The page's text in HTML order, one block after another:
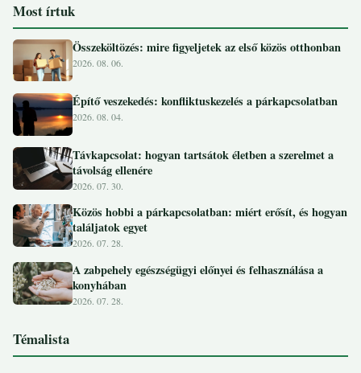
Most írtuk
Összeköltözés: mire figyeljetek az első közös otthonban
2026. 08. 06.
Építő veszekedés: konfliktuskezelés a párkapcsolatban
2026. 08. 04.
Távkapcsolat: hogyan tartsátok életben a szerelmet a
távolság ellenére
2026. 07. 30.
Közös hobbi a párkapcsolatban: miért erősít, és hogyan
találjatok egyet
2026. 07. 28.
A zabpehely egészségügyi előnyei és felhasználása a
konyhában
2026. 07. 28.
Témalista